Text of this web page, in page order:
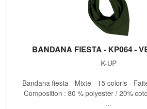
BANDANA FIESTA - KP064 -
K-UP
Bandana fiesta - Mixte - 15 coloris -
Composition : 80 % polyester / 20%
...